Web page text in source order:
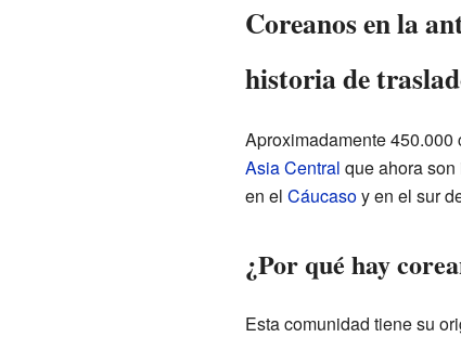
Coreanos en la
historia de
Aproximadamente
Asia Central que ahora
en el Cáucasoy en el sur
¿Por qué hay
Esta comunidad tiene su